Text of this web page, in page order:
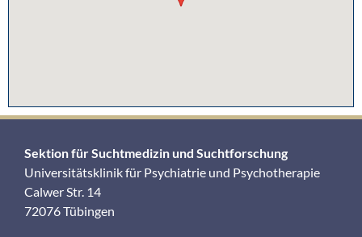
Sektion für Suchtmedizin und Suchtforschung
Universitätsklinik für Psychiatrie und Psychotherapie
Calwer Str. 14
72076 Tübingen